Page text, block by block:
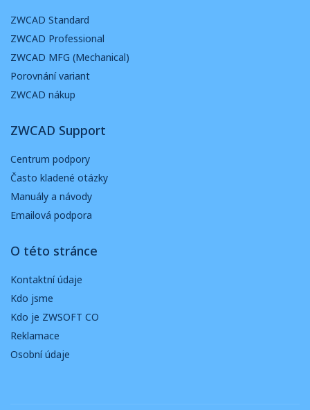
ZWCAD Standard
ZWCAD Professional
ZWCAD MFG (Mechanical)
Porovnání variant
ZWCAD nákup
ZWCAD Support
Centrum podpory
Často kladené otázky
Manuály a návody
Emailová podpora
O této stránce
Kontaktní údaje
Kdo jsme
Kdo je ZWSOFT CO
Reklamace
Osobní údaje